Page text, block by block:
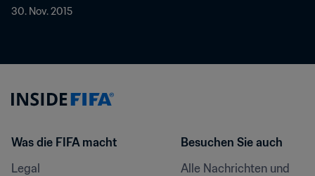
30. Nov. 2015
Was die FIFA macht
Legal
Besuchen Sie auch
Alle Nachrichten und